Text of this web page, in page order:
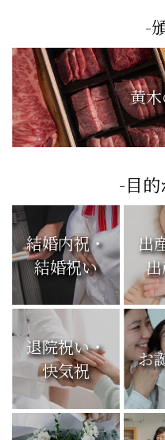
-
黄
-目
結婚内祝・
結婚祝い
出
退院祝い・
快気祝
お